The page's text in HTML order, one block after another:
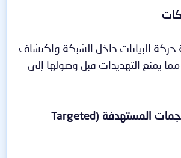
حركة البيانات داخل الشبكة واكتشاف
يمنع التهديدات قبل وصولها إلى
الحماية من الهجمات المستهدفة (Targeted